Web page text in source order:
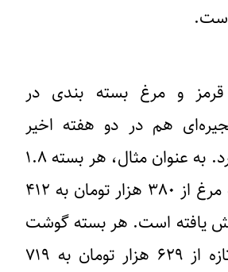
است.
و مرغ بسته بندی در
هم در دو هفته اخیر
روند افزایشی دارد. به عنوان مثال، هر بسته ۱.۸
کیلو گرمی سینه مرغ از ۳۸۰ هزار تومان به ۴۱۲
یافته است. هر بسته گوشت
گوساله کشتار تازه از ۶۲۹ هزار تومان به ۷۱۹